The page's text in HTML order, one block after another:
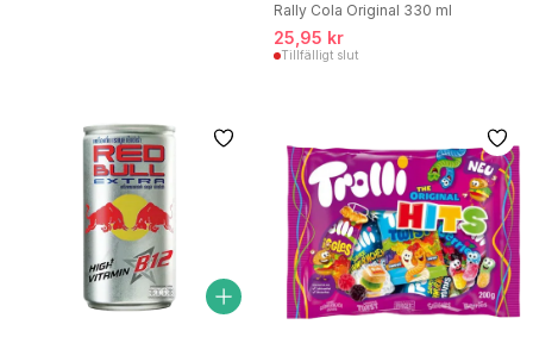
Rally Cola Original 330 ml
25,95 kr
Tillfälligt slut